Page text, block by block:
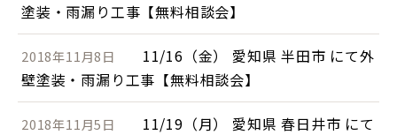
塗装・雨漏り工事【無料相談会】
2018年11月8日
11/16（金） 愛知県 半田市 にて外
壁塗装・雨漏り工事【無料相談会】
2018年11月5日
11/19（月） 愛知県 春日井市 にて